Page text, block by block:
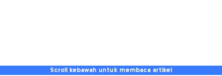
Scroll kebawah untuk membaca artikel